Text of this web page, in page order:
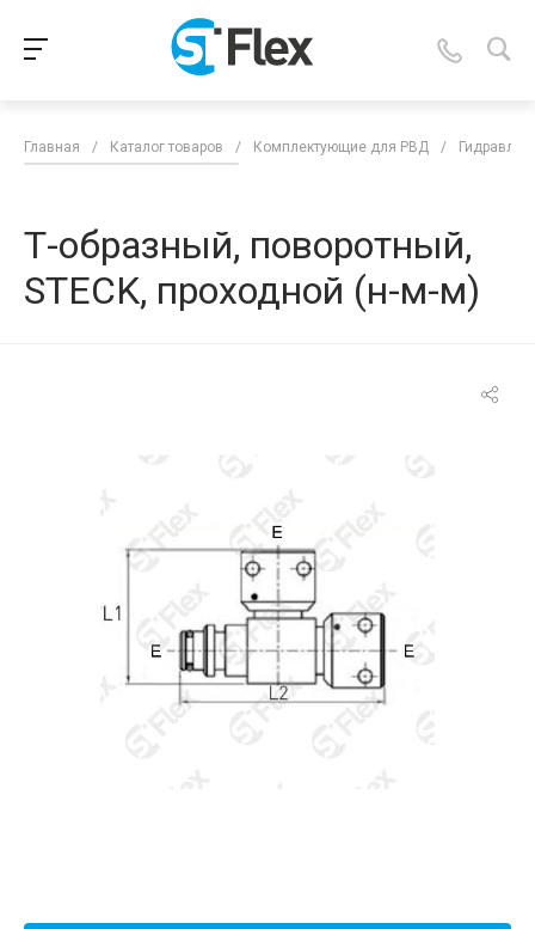
Главная / Каталог товаров / Комплектующие для РВД /
Т-образный, поворотный,
STECK, проходной (н-м-м)